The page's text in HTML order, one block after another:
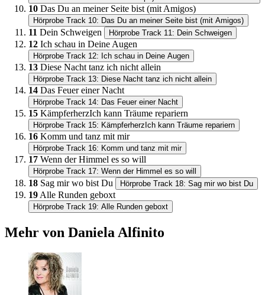
10 Das Du an meiner Seite bist (mit Amigos)
Hörprobe Track 10: Das Du an meiner Seite bist (mit Amigos)
11 Dein Schweigen Hörprobe Track 11: Dein Schweigen
12 Ich schau in Deine Augen
Hörprobe Track 12: Ich schau in Deine Augen
13 Diese Nacht tanz ich nicht allein
Hörprobe Track 13: Diese Nacht tanz ich nicht allein
14 Das Feuer einer Nacht
Hörprobe Track 14: Das Feuer einer Nacht
15 KämpferherzIch kann Träume repariern
Hörprobe Track 15: KämpferherzIch kann Träume repariern
16 Komm und tanz mit mir
Hörprobe Track 16: Komm und tanz mit mir
17 Wenn der Himmel es so will
Hörprobe Track 17: Wenn der Himmel es so will
18 Sag mir wo bist Du Hörprobe Track 18: Sag mir wo bist Du
19Alle Runden geboxt
Hörprobe Track 19: Alle Runden geboxt
Mehr von Daniela Alfinito